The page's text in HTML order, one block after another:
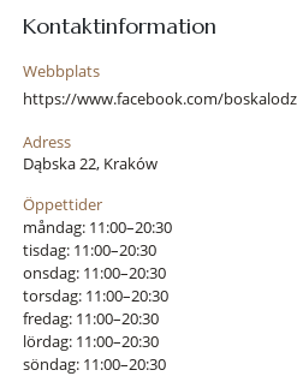
Kontaktinformation
Webbplats
https://www.facebook.com/
Adress
Dąbska 22, Kraków
Öppettider
måndag: 11:00–20:30
tisdag: 11:00–20:30
onsdag: 11:00–20:30
torsdag: 11:00–20:30
fredag: 11:00–20:30
lördag: 11:00–20:30
söndag: 11:00–20:30